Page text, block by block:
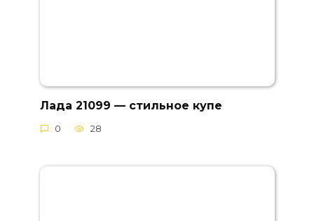
Лада 21099 — стильное купе
0 28